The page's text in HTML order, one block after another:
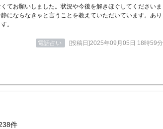
てお願いしました。状況や今後を解きほぐしてくださいま
にならなきゃと言うことを教えていただいています。あり
。
電話占い [投稿日]2025年09月05日 18時59分
件